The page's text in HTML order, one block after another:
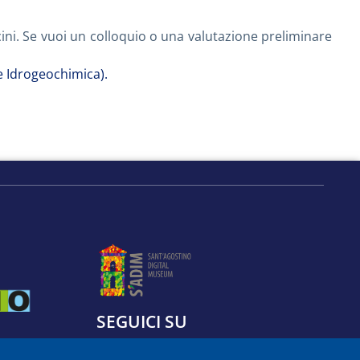
Se vuoi un colloquio o una valutazione preliminare
Idrogeochimica).
SEGUICI SU